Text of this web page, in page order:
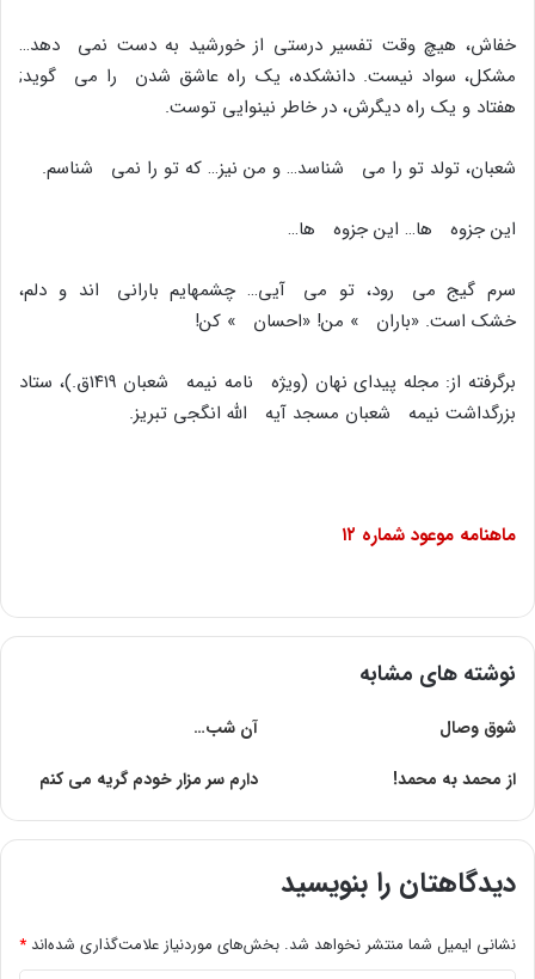
خفاش، هیچ وقت تفسیر درستى از خورشید به دست نمى دهد…
مشکل، سواد نیست. دانشکده، یک راه عاشق شدن را مى گوید;
هفتاد و یک راه دیگرش، در خاطر نینوایى توست.
شعبان، تولد تو را مى شناسد… و من نیز… که تو را نمى شناسم.
این جزوه ها… این جزوه ها…
سرم گیج مى رود، تو مى آیى… چشمهایم بارانى اند و دلم،
خشک است. «باران » من! «احسان » کن!
برگرفته از: مجله پیداى نهان (ویژه نامه نیمه شعبان ۱۴۱۹ق.)، ستاد
بزرگداشت نیمه شعبان مسجد آیه الله انگجى تبریز.
ماهنامه موعود شماره ۱۲
نوشته های مشابه
شوق وصال
آن شب…
از محمد به محمد!
دارم سر مزار خودم گریه می کنم
دیدگاهتان را بنویسید
نشانی ایمیل شما منتشر نخواهد شد. بخش‌های موردنیاز علامت‌گذاری شده‌اند *